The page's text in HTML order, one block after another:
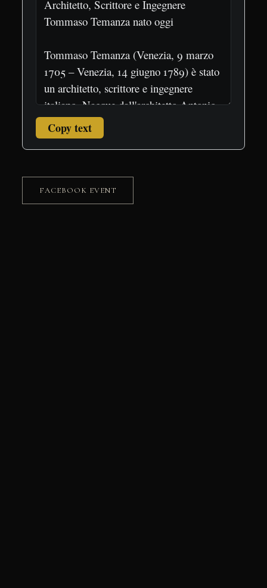
Copy text
FACEBOOK EVENT